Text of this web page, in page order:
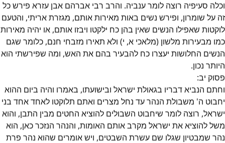
וכלה סעיפיה רוצה לומר ענביה. והרב רבי אברהם אבן עזרא פירש כל
זה על שומרון, ופירש נשים באות מאירות אותם, מגזרת אריתי, והטעם
לוקטות שאפילו הנשים שאין בהן כח ילקטו ויבזו אותם, או יהיה מאירות
כמו מבעירות מלשון (מלאכי א, י) ולא תאירו מזבחי חנם, כלומר שגם
הנשים החלושות יעצרו כח להבעיר בהם את האש, ומה שפירשתי הוא
היותר נכון.
פסוק יב:
וחתם הנביא דבריו בגאולת ישראל ובישועתו, באמרו והיה ביום ההוא
יחבוט ה' משבולת הנהר עד נחל מצרים ואתם תלוקטו לאחד אחד בני
ישראל, רוצה לומר שיחבוט השבולים להוציא החטים מבין התבן, והוא
משל להוציא את ישראל מקרב אותם האומות, והנהר הנזכר כאן, הוא
נהר שמבטיון שגלו שם עשרת השבטים, ויש אומרים שהוא נהר פרת